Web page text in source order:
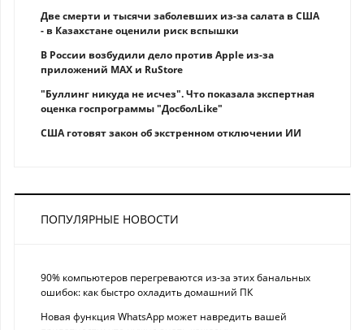
Две смерти и тысячи заболевших из-за салата в США
- в Казахстане оценили риск вспышки
В России возбудили дело против Apple из-за
приложений MAX и RuStore
"Буллинг никуда не исчез". Что показала экспертная
оценка госпрограммы "ДосболLike"
США готовят закон об экстренном отключении ИИ
ПОПУЛЯРНЫЕ НОВОСТИ
90% компьютеров перегреваются из-за этих банальных
ошибок: как быстро охладить домашний ПК
Новая функция WhatsApp может навредить вашей